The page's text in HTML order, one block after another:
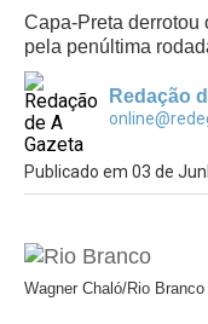
Capa-Preta derrotou
pela penúltima
Redação
Publicado em 03 de
Wagner Chaló/Rio